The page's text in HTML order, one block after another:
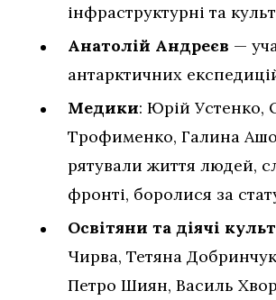
інфраструктурні та
Анатолій Андреєв —
антарктичних
Медики: Юрій Устенко,
Трофименко, Галина
рятували життя людей,
фронті, боролися за
Освітяни та діячі
Чирва, Тетяна
Петро Шиян, Василь